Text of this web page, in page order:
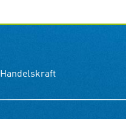
Handelskraft